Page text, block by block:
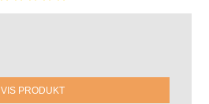
VIS PRODUKT